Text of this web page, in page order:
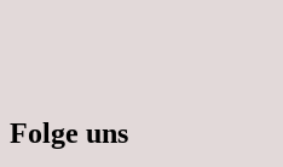
Folge uns